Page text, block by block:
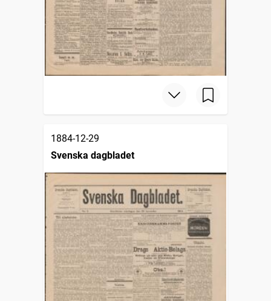
1884-12-29
Svenska dagbladet